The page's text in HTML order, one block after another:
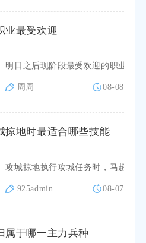
业最受欢迎
明日之后现阶段最受欢迎的职业是
周周 08-08
掠地时最适合哪些技能
攻城掠地执行攻城任务时，马超优
925admin 08-07
属于哪一主力兵种